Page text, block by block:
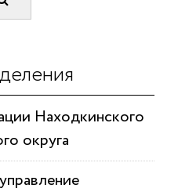
Находкинского
округа